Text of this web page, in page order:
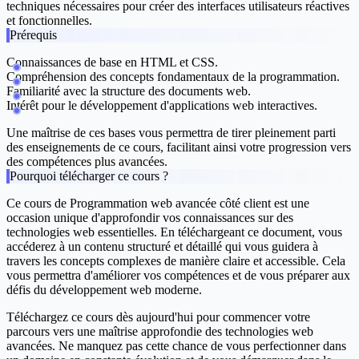
techniques nécessaires pour créer des interfaces utilisateurs réactives
et fonctionnelles.
Prérequis
Connaissances de base en HTML et CSS.
Compréhension des concepts fondamentaux de la programmation.
Familiarité avec la structure des documents web.
Intérêt pour le développement d'applications web interactives.
Une maîtrise de ces bases vous permettra de tirer pleinement parti
des enseignements de ce cours, facilitant ainsi votre progression vers
des compétences plus avancées.
Pourquoi télécharger ce cours ?
Ce cours de Programmation web avancée côté client est une
occasion unique d'approfondir vos connaissances sur des
technologies web essentielles. En téléchargeant ce document, vous
accéderez à un contenu structuré et détaillé qui vous guidera à
travers les concepts complexes de manière claire et accessible. Cela
vous permettra d'améliorer vos compétences et de vous préparer aux
défis du développement web moderne.
Téléchargez ce cours dès aujourd'hui pour commencer votre
parcours vers une maîtrise approfondie des technologies web
avancées. Ne manquez pas cette chance de vous perfectionner dans